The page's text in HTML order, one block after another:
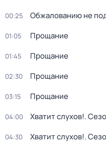
00:25 Обжалованию не
01:05 Прощание
01:45 Прощание
02:30 Прощание
03:15 Прощание
04:00 Хватит слухов!.
04:30 Хватит слухов!.